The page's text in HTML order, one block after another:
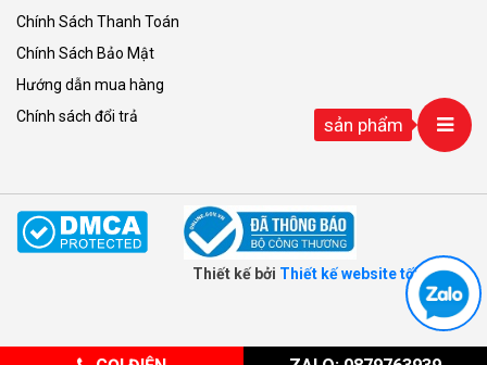
Chính Sách Thanh Toán
Chính Sách Bảo Mật
Hướng dẫn mua hàng
Chính sách đổi trả
Thiết kế bởi Thiết kế website tối ưu seo
sản phẩm